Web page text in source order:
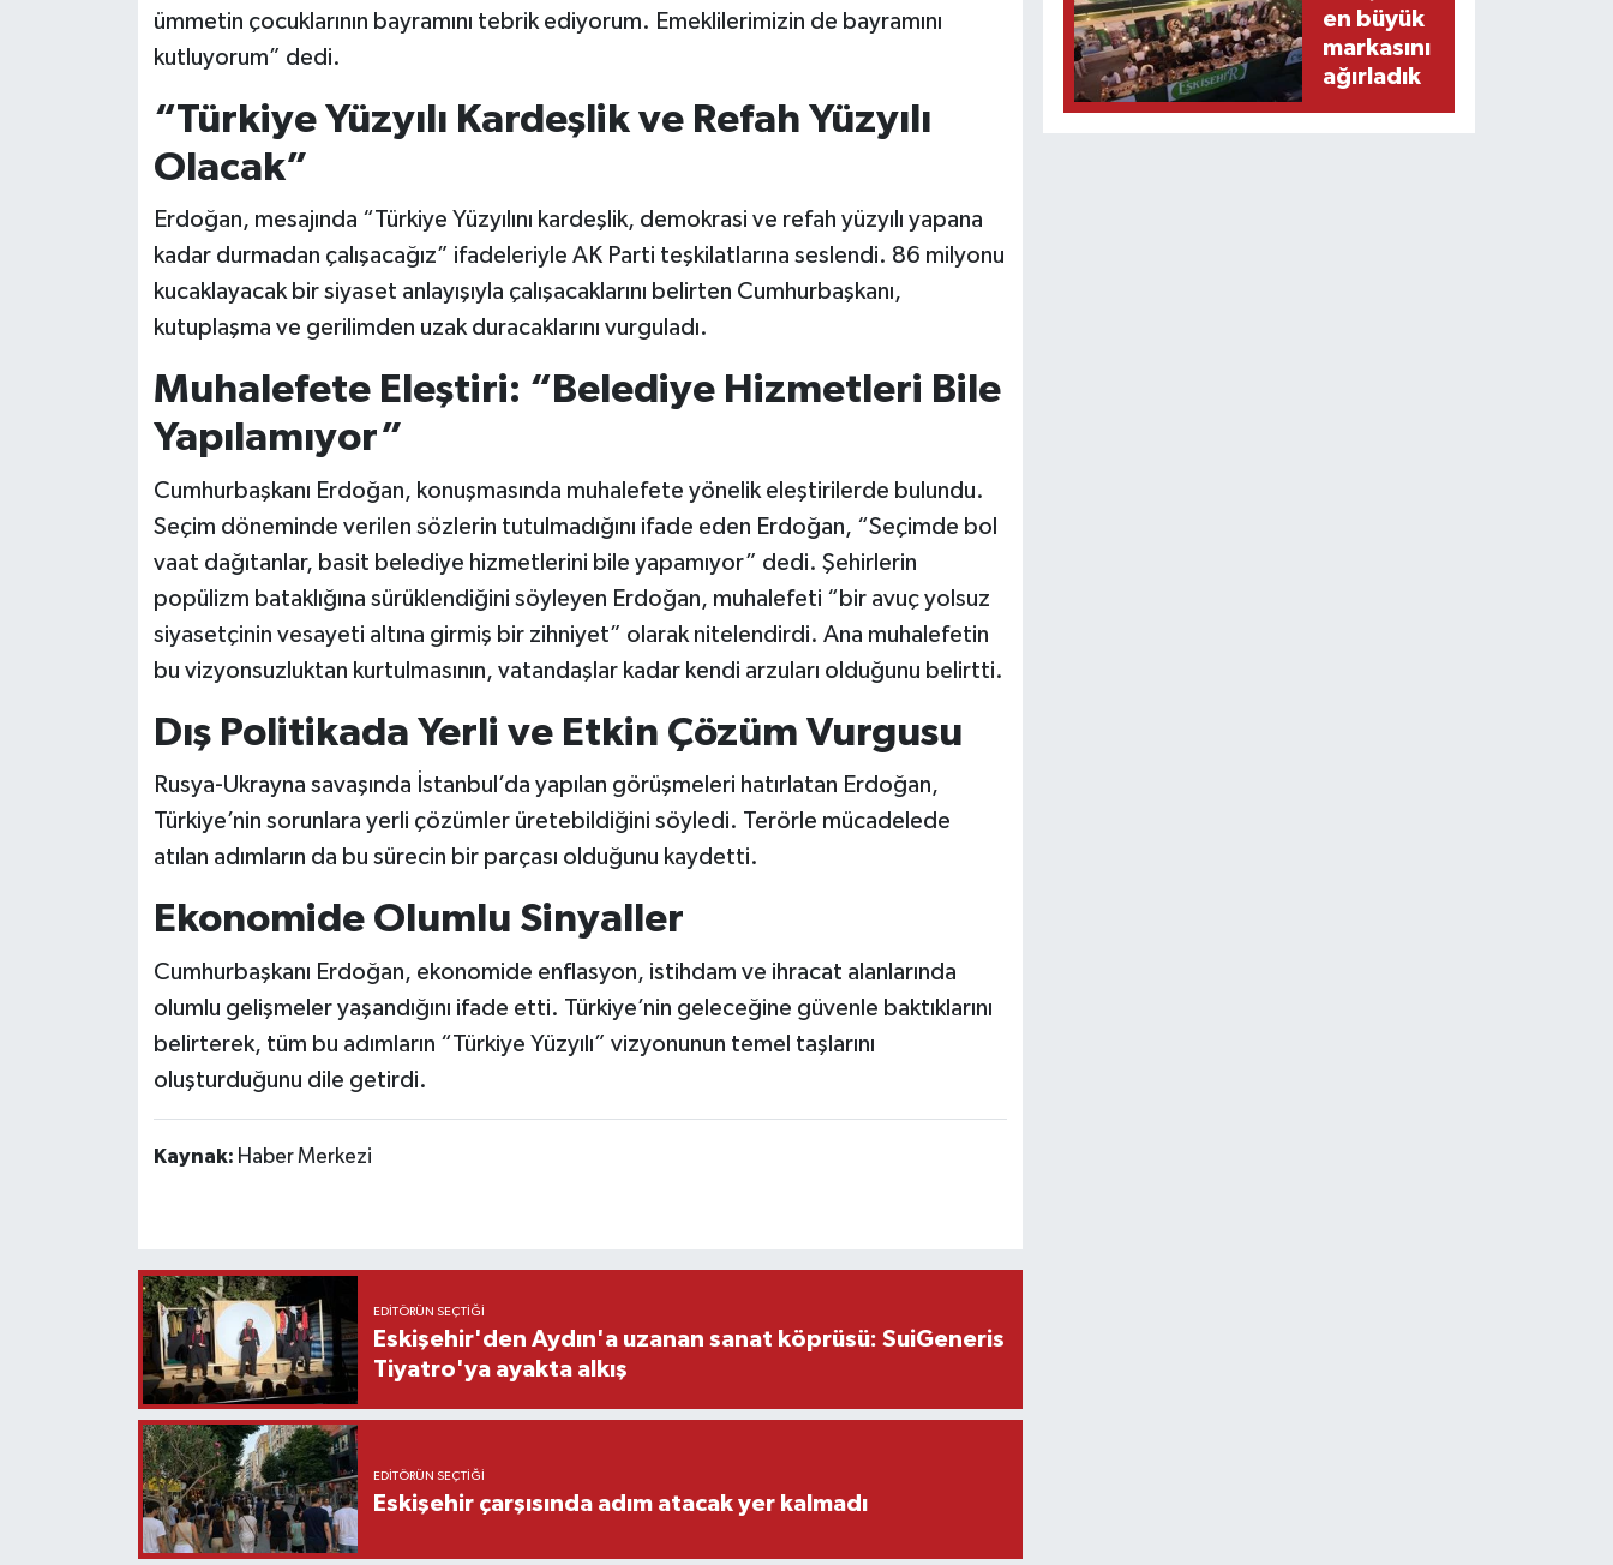
ümmetin çocuklarının bayramını tebrik ediyorum. Emeklilerimizin de bayramını
kutluyorum” dedi.
“Türkiye Yüzyılı Kardeşlik ve Refah Yüzyılı
Olacak”
Erdoğan, mesajında “Türkiye Yüzyılını kardeşlik, demokrasi ve refah yüzyılı yapana
kadar durmadan çalışacağız” ifadeleriyle AK Parti teşkilatlarına seslendi. 86 milyonu
kucaklayacak bir siyaset anlayışıyla çalışacaklarını belirten Cumhurbaşkanı,
kutuplaşma ve gerilimden uzak duracaklarını vurguladı.
Muhalefete Eleştiri: “Belediye Hizmetleri Bile
Yapılamıyor”
Cumhurbaşkanı Erdoğan, konuşmasında muhalefete yönelik eleştirilerde bulundu.
Seçim döneminde verilen sözlerin tutulmadığını ifade eden Erdoğan, “Seçimde bol
vaat dağıtanlar, basit belediye hizmetlerini bile yapamıyor” dedi. Şehirlerin
popülizm bataklığına sürüklendiğini söyleyen Erdoğan, muhalefeti “bir avuç yolsuz
siyasetçinin vesayeti altına girmiş bir zihniyet” olarak nitelendirdi. Ana muhalefetin
bu vizyonsuzluktan kurtulmasının, vatandaşlar kadar kendi arzuları olduğunu belirtti.
Dış Politikada Yerli ve Etkin Çözüm Vurgusu
Rusya-Ukrayna savaşında İstanbul’da yapılan görüşmeleri hatırlatan Erdoğan,
Türkiye’nin sorunlara yerli çözümler üretebildiğini söyledi. Terörle mücadelede
atılan adımların da bu sürecin bir parçası olduğunu kaydetti.
Ekonomide Olumlu Sinyaller
Cumhurbaşkanı Erdoğan, ekonomide enflasyon, istihdam ve ihracat alanlarında
olumlu gelişmeler yaşandığını ifade etti. Türkiye’nin geleceğine güvenle baktıklarını
belirterek, tüm bu adımların “Türkiye Yüzyılı” vizyonunun temel taşlarını
oluşturduğunu dile getirdi.
Kaynak: Haber Merkezi
EDITÖRÜN SEÇTIĞI
Eskişehir'den Aydın'a uzanan sanat köprüsü: SuiGeneris
Tiyatro'ya ayakta alkış
EDITÖRÜN SEÇTIĞI
Eskişehir çarşısında adım atacak yer kalmadı
en büyük
markasını
ağırladık